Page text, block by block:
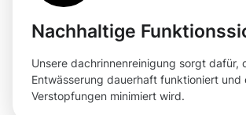
Nachhaltige
Unsere dachrinnenreinigung sorgt dafür,
Entwässerung dauerhaft funktioniert und
Verstopfungen minimiert wird.